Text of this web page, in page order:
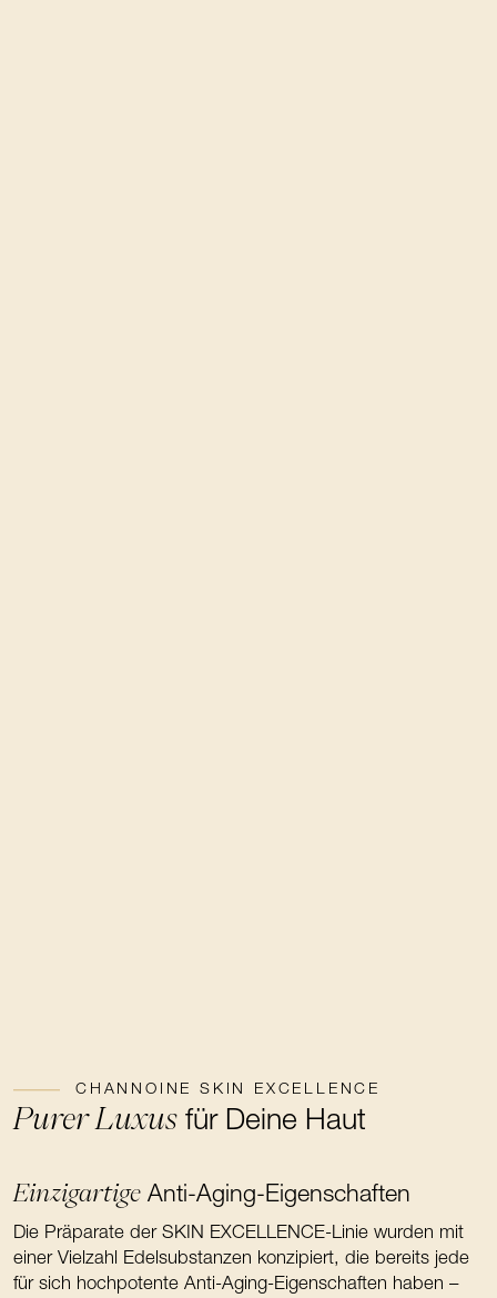
CHANNOINE SKIN EXCELLENCE
Purer Luxus für Deine Haut
Einzigartige Anti-Aging-Eigenschaften
Die Präparate der SKIN EXCELLENCE-Linie wurden mit
einer Vielzahl Edelsubstanzen konzipiert, die bereits jede
für sich hochpotente Anti-Aging-Eigenschaften haben –